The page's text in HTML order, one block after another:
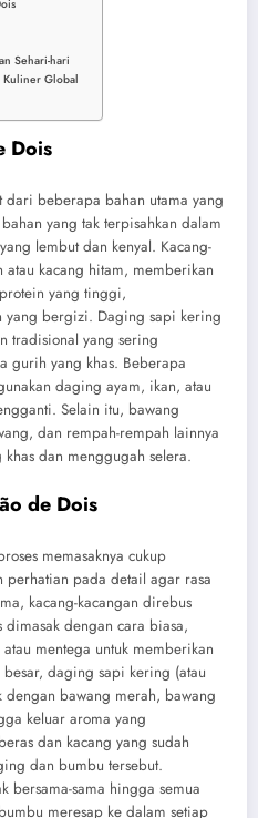
Sehari-hari
Kuliner Global
Dois
beberapa bahan utama yang
yang tak terpisahkan dalam
lembut dan kenyal. Kacang-
atau kacang hitam, memberikan
yang tinggi,
yang bergizi. Daging sapi kering
tradisional yang sering
gurih yang khas. Beberapa
daging ayam, ikan, atau
Selain itu, bawang
dan rempah-rempah lainnya
dan menggugah selera.
de Dois
memasaknya cukup
perhatian pada detail agar rasa
kacang-kacangan direbus
dengan cara biasa,
mentega untuk memberikan
daging sapi kering (atau
bawang merah, bawang
keluar aroma yang
dan kacang yang sudah
dan bumbu tersebut.
bersama-sama hingga semua
meresap ke dalam setiap